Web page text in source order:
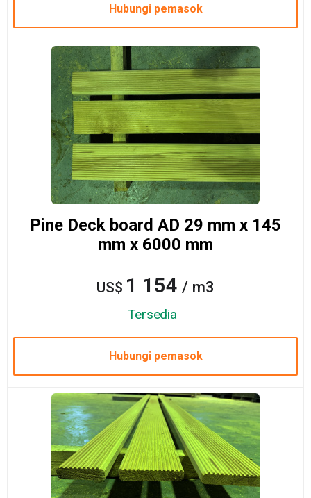
Hubungi pemasok
Pine Deck board AD 29 mm x 145
mm x 6000 mm
US$ 1 154 / m3
Tersedia
Hubungi pemasok